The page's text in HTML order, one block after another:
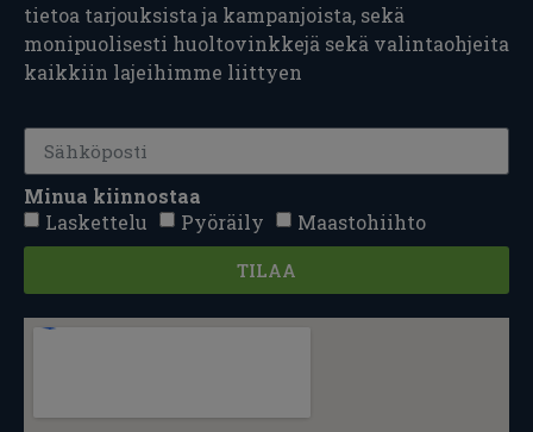
tietoa tarjouksista ja kampanjoista, sekä
monipuolisesti huoltovinkkejä sekä valintaohjeita
kaikkiin lajeihimme liittyen
Minua kiinnostaa
Laskettelu
Pyöräily Maastohiihto
TILAA